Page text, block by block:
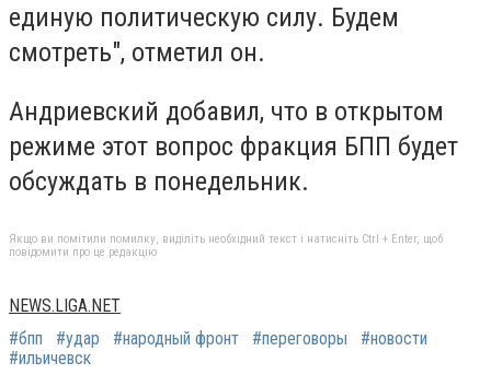
единую политическую силу. Будем
смотреть", отметил он.
Андриевский добавил, что в открытом
режиме этот вопрос фракция БПП будет
обсуждать в понедельник.
Якщо ви помітили помилку, виділіть необхідний текст і натисніть Ctrl + Enter, щоб
повідомити про це редакцію
NEWS.LIGA.NET
#бпп
#удар #народный фронт #переговоры
#новости
#ильичевск